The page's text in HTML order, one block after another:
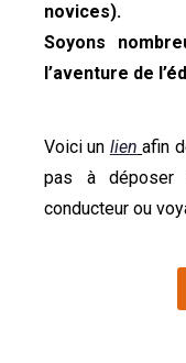
novices).
Soyons
l’aventure de
Voici un lien afin
pas à déposer
conducteur ou